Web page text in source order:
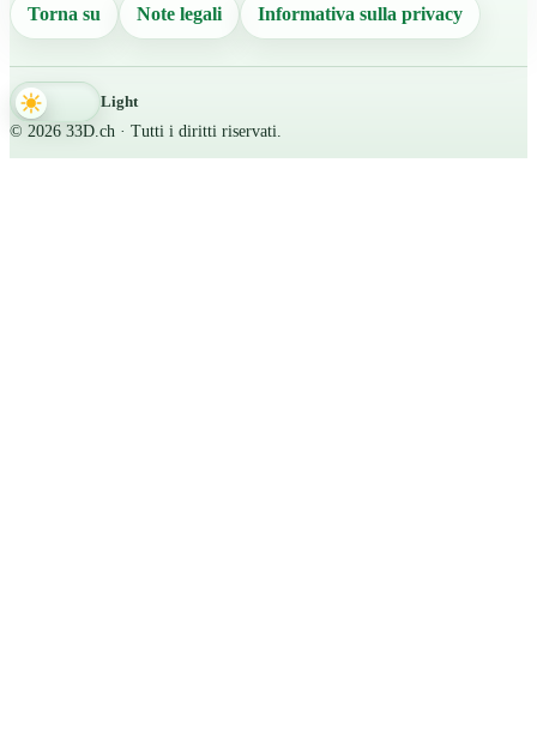
Torna su Note legali Informativa sulla privacy
Light
© 2026 33D.ch · Tutti i diritti riservati.